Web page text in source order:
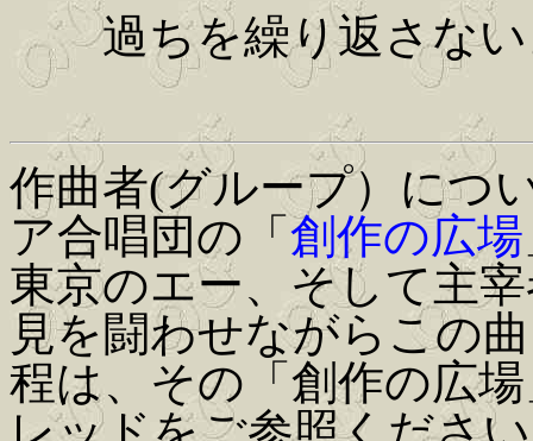
過ちを繰り返さない
作曲者(グループ）につ
ア合唱団の「 創作の広場
東京のエー、そして主
見を闘わせながらこの
程は、その「創作の広